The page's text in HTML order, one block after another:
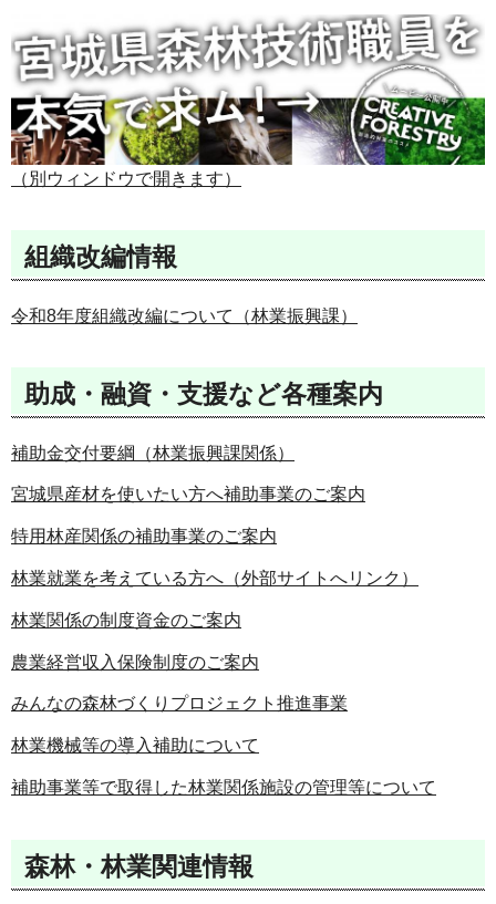
（別ウィンドウで開きます）
組織改編情報
令和8年度組織改編について（林業振興課）
助成・融資・支援など各種案内
補助金交付要綱（林業振興課関係）
宮城県産材を使いたい方へ補助事業のご案内
特用林産関係の補助事業のご案内
林業就業を考えている方へ（外部サイトへリンク）
林業関係の制度資金のご案内
農業経営収入保険制度のご案内
みんなの森林づくりプロジェクト推進事業
林業機械等の導入補助について
補助事業等で取得した林業関係施設の管理等について
森林・林業関連情報